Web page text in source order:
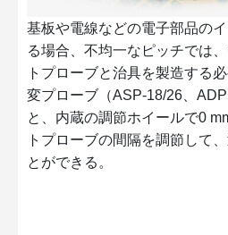
基板や電線などの電子部品の
る場合、不均一なピッチでは
トプローブと治具を製造する
変プローブ（ASP-18/26、
と、内蔵の調節ホイールで0
トプローブの間隔を調節して
とができる。